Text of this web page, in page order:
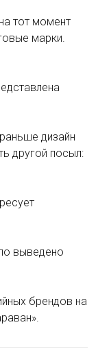
тот момент
марки.
дизайн
другой посыл:
выведено
брендов на